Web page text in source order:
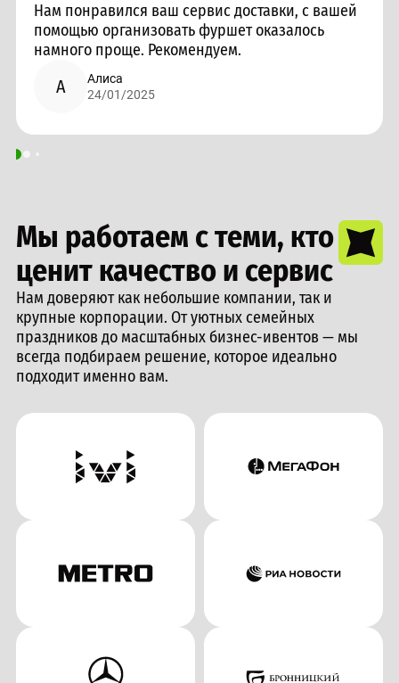
Нам понравился ваш сервис доставки, с вашей
помощью организовать фуршет оказалось
намного проще. Рекомендуем.
А
Алиса
24/01/2025
Мы работаем с теми, кто
ценит качество и сервис
Нам доверяют как небольшие компании, так и
крупные корпорации. От уютных семейных
праздников до масштабных бизнес-ивентов — мы
всегда подбираем решение, которое идеально
подходит именно вам.